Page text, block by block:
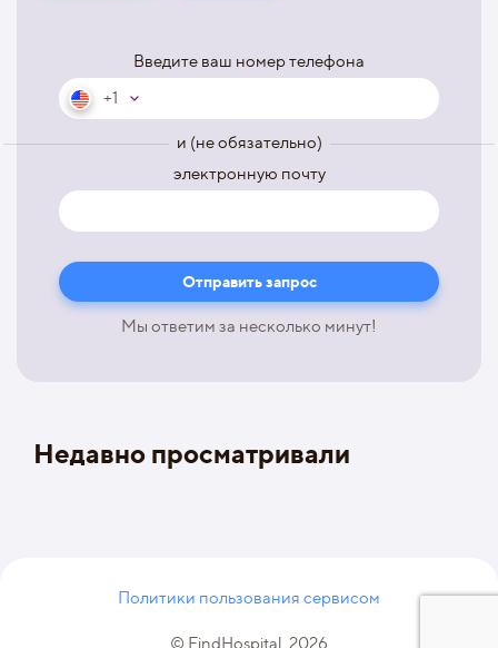
Введите ваш номер телефона
+1
и (не обязательно)
электронную почту
Мы ответим за несколько минут!
Недавно просматривали
Политики пользования сервисом
© FindHospital, 2026